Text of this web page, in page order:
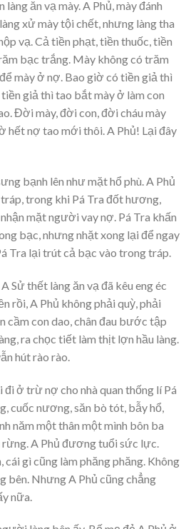
ăn vạ mày. A Phủ, mày đánh
xử mày tội chết, nhưng làng tha
vạ. Cả tiền phạt, tiền thuốc, tiền
bạc trắng. Mày không có trăm
mày ở nợ. Bao giờ có tiền giả thì
giả thì tao bắt mày ở làm con
Đời mày, đời con, đời cháu mày
hết nợ tao mới thôi. A Phủ! Lại đây
bạnh lên như mặt hổ phù. A Phủ
trong khi Pá Tra đốt hương,
mặt người vay nợ. Pá Tra khấn
bạc, nhưng nhặt xong lại để ngay
Tra lại trút cả bạc vào trong tráp.
Sử thết làng ăn vạ đã kêu eng éc
rồi, A Phủ không phải quỳ, phải
cầm con dao, chân đau bước tập
ra chọc tiết làm thịt lợn hầu làng.
hút rào rào.
ở trừ nợ cho nhà quan thống lí Pá
cuốc nương, săn bò tót, bẫy hổ,
năm một thân một mình bôn ba
A Phủ đương tuổi sức lực.
cái gì cũng làm phăng phăng. Không
bên. Nhưng A Phủ cũng chẳng
nữa.